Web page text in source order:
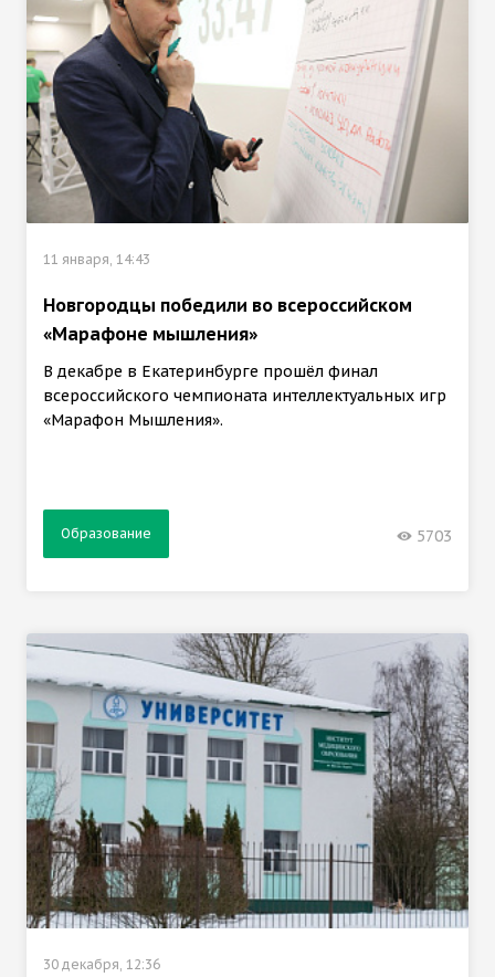
11 января, 14:43
Новгородцы победили во всероссийском
«Марафоне мышления»
В декабре в Екатеринбурге прошёл финал
всероссийского чемпионата интеллектуальных игр
«Марафон Мышления».
Образование 5703
30 декабря, 12:36